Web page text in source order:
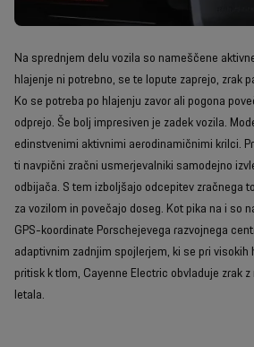
Na sprednjem delu vozila so nameščene
hlajenje ni potrebno, se te lopute zaprejo, zrak
Ko se potreba po hlajenju zavor ali pogona
odprejo. Še bolj impresiven je zadek vozila.
edinstvenimi aktivnimi aerodinamičnimi krilci.
ti navpični zračni usmerjevalniki samodejno
odbijača. S tem izboljšajo odcepitev zračnega
za vozilom in povečajo doseg. Kot pika na i so
GPS-koordinate Porschejevega razvojnega
adaptivnim zadnjim spojlerjem, ki se pri visokih
pritisk k tlom, Cayenne Electric obvladuje zrak
letala.